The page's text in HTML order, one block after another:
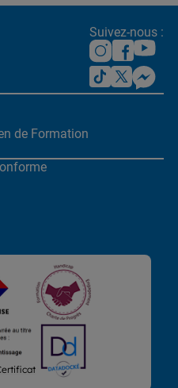
Suivez-nous :
de Formation
nous recueillons et traitons
qui nous permettent de vous